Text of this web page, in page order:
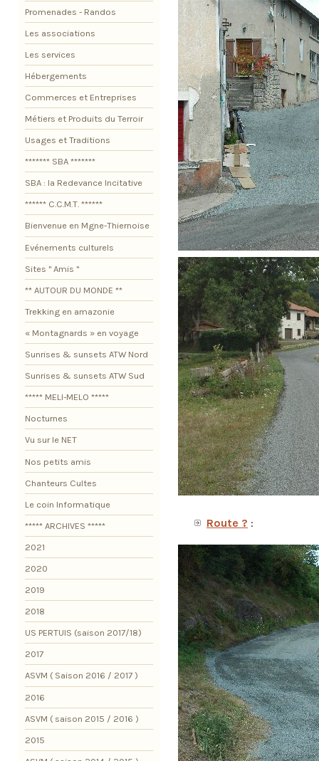
Route ? :
Promenades - Randos
Les associations
Les services
Hébergements
Commerces et Entreprises
Métiers et Produits du Terroir
Usages et Traditions
******* SBA *******
SBA : la Redevance Incitative
****** C.C.M.T. ******
Bienvenue en Mgne-Thiernoise
Evénements culturels
Sites " Amis "
** AUTOUR DU MONDE **
Trekking en amazonie
« Montagnards » en voyage
Sunrises & sunsets ATW Nord
Sunrises & sunsets ATW Sud
***** MELI-MELO *****
Nocturnes
Vu sur le NET
Nos petits amis
Chanteurs Cultes
Le coin Informatique
***** ARCHIVES *****
2021
2020
2019
2018
US PERTUIS (saison 2017/18)
2017
ASVM ( Saison 2016 / 2017 )
2016
ASVM ( saison 2015 / 2016 )
2015